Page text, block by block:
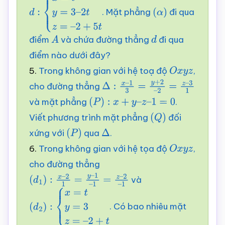
d { x= ty =3–
=–2 +5t
. Mặt phẳng (α) đi qua
điểm A và chứa đường thẳngdđi qua
điểm nào dưới đây?
5. Trong không gian với hệ toạ độ Oxyz,
cho đường thẳng Δ: x–13= y+ 2–2= z– 31
và mặt phẳng (P): x +y –z –1=0
.
Viết phương trình mặt phẳng (Q) đối
xứng với (P) qua Δ .
6. Trong không gian với hệ tọa độ Oxyz,
cho đường thẳng
(d1) x –21= y– 1–1=z– 2– và
(d2) { x=ty= 3z . Có bao nhiêu mặt